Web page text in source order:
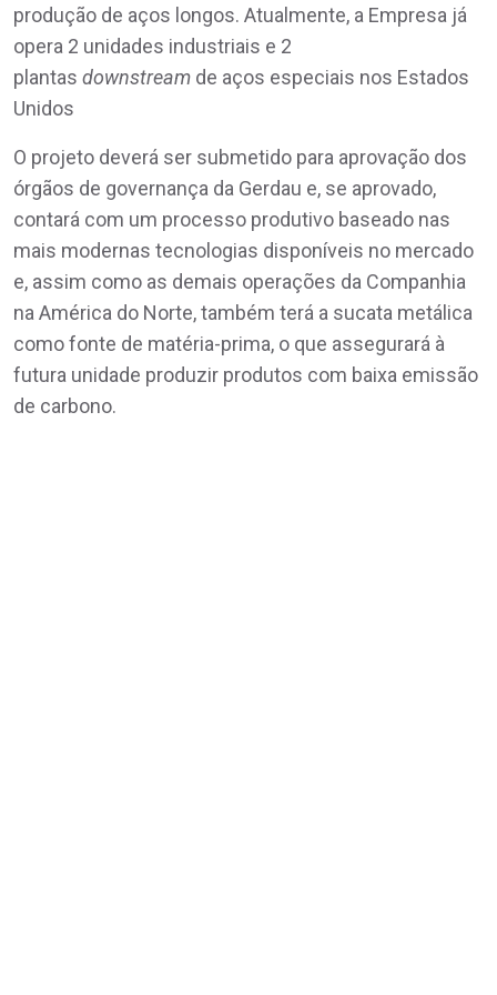
produção de aços longos. Atualmente, a Empresa já
opera 2 unidades industriais e 2
plantas downstream de aços especiais nos Estados
Unidos
O projeto deverá ser submetido para aprovação dos
órgãos de governança da Gerdau e, se aprovado,
contará com um processo produtivo baseado nas
mais modernas tecnologias disponíveis no mercado
e, assim como as demais operações da Companhia
na América do Norte, também terá a sucata metálica
como fonte de matéria-prima, o que assegurará à
futura unidade produzir produtos com baixa emissão
de carbono.